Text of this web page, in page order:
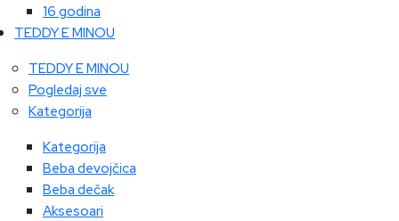
16 godina
TEDDY E MINOU
TEDDY E MINOU
Pogledaj sve
Kategorija
Kategorija
Beba devojčica
Beba dečak
Aksesoari